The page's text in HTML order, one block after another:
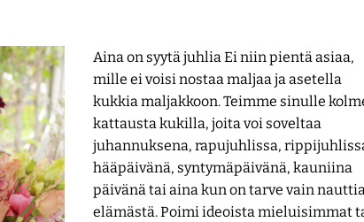
Aina on syytä juhlia Ei niin pientä asiaa,
mille ei voisi nostaa maljaa ja asetella
kukkia maljakkoon. Teimme sinulle
kattausta kukilla, joita voi soveltaa
juhannuksena, rapujuhlissa,
hääpäivänä, syntymäpäivänä, kauniina
päivänä tai aina kun on tarve vain nauttia
elämästä. Poimi ideoista mieluisimmat